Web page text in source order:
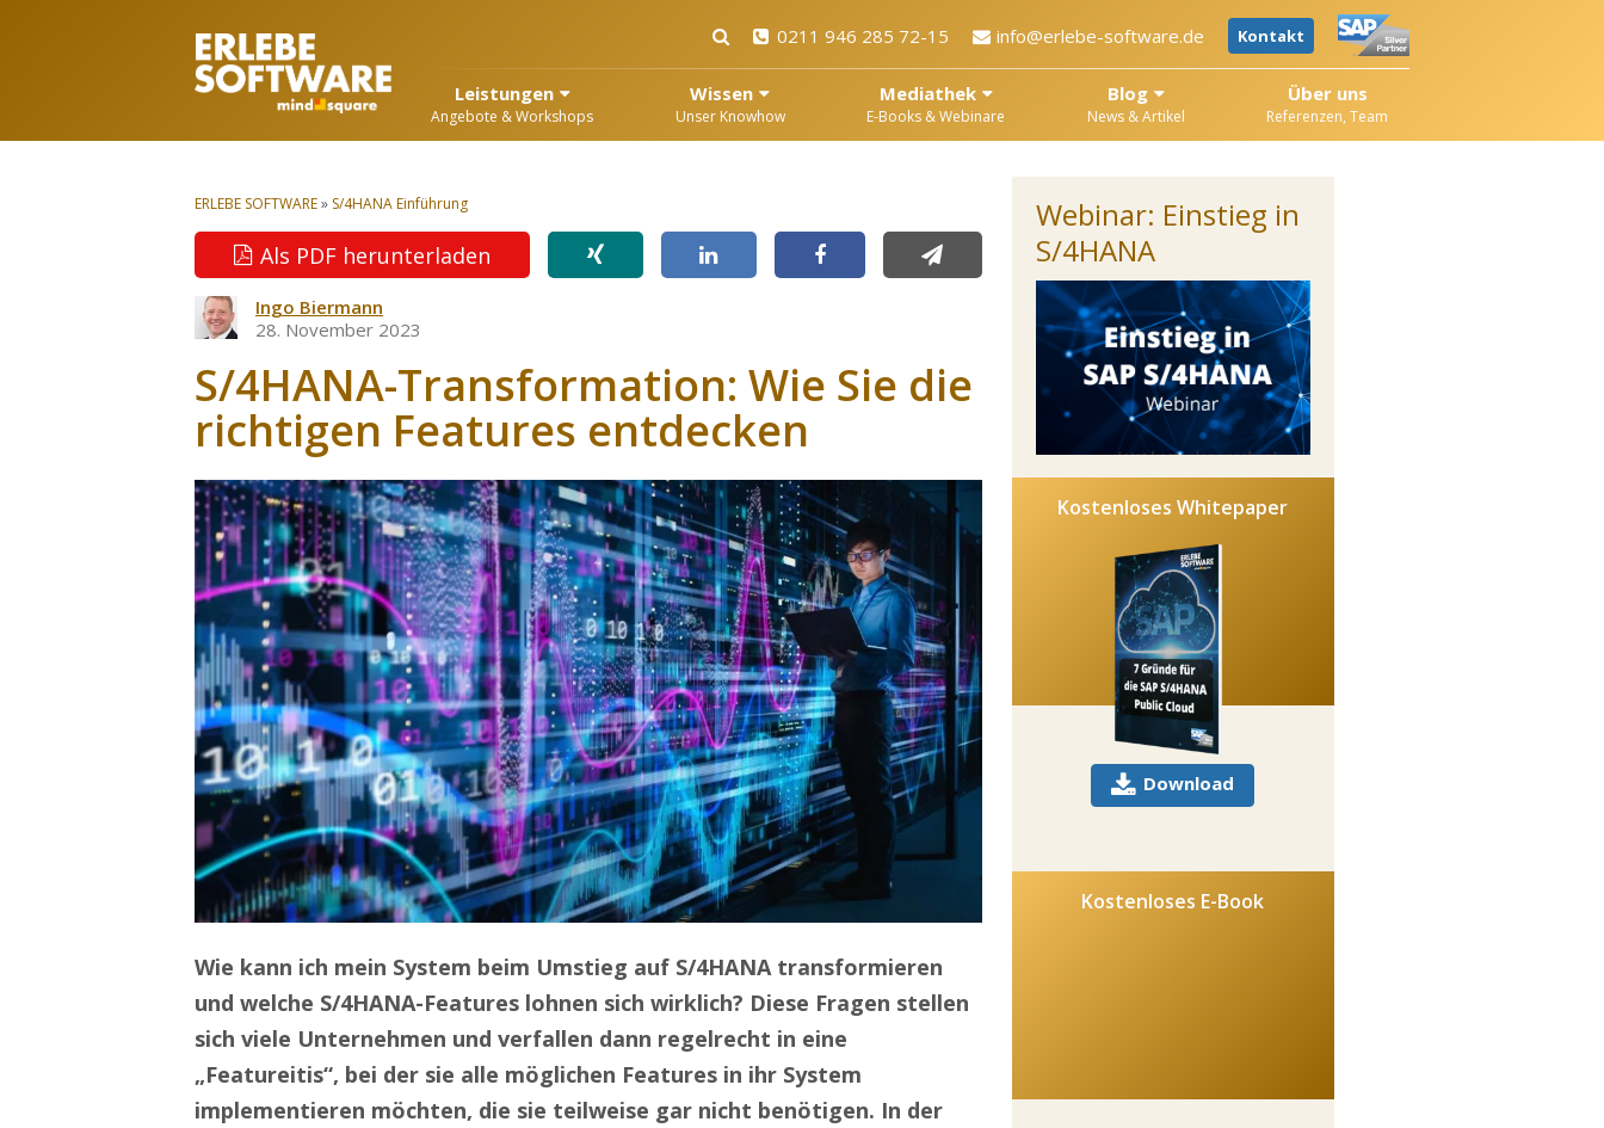
0211 946 285 72-15 info@erlebe-software.de Kontakt
Leistungen
Angebote & Workshops
Wissen
Unser Knowhow
Mediathek
E-Books & Webinare
Blog
News & Artikel
Über uns
Referenzen, Team
ERLEBE SOFTWARE» S/4HANA Einführung
Als PDF herunterladen
Ingo Biermann
28. November 2023
S/4HANA-Transformation: Wie Sie die
richtigen Features entdecken
Wie kann ich mein System beim Umstieg auf S/4HANA transformieren
und welche S/4HANA-Features lohnen sich wirklich? Diese Fragen stellen
sich viele Unternehmen und verfallen dann regelrecht in eine
„Featureitis“, bei der sie alle möglichen Features in ihr System
implementieren möchten, die sie teilweise gar nicht benötigen. In der
Webinar: Einstieg in
S/4HANA
Kostenloses Whitepaper
Download
Kostenloses E-Book